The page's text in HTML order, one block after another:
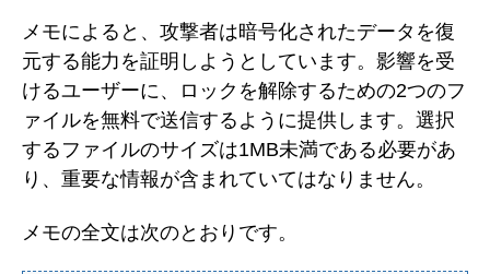
メモによると、攻撃者は暗号化されたデータを復
元する能力を証明しようとしています。影響を受
けるユーザーに、ロックを解除するための2つのフ
ァイルを無料で送信するように提供します。選択
するファイルのサイズは1MB未満である必要があ
り、重要な情報が含まれていてはなりません。
メモの全文は次のとおりです。